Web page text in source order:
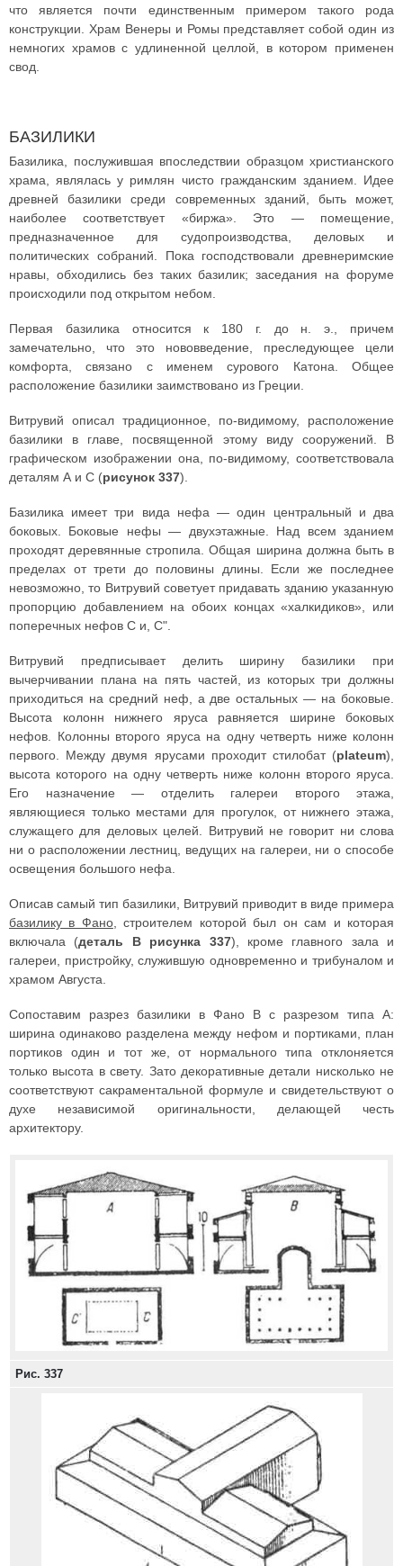
что является почти единственным примером такого рода
конструкции. Храм Венеры и Ромы представляет собой один из
немногих храмов с удлиненной целлой, в котором применен
свод.
БАЗИЛИКИ
Базилика, послужившая впоследствии образцом христианского
храма, являлась у римлян чисто гражданским зданием. Идее
древней базилики среди современных зданий, быть может,
наиболее соответствует «биржа». Это — помещение,
предназначенное для судопроизводства, деловых и
политических собраний. Пока господствовали древнеримские
нравы, обходились без таких базилик; заседания на форуме
происходили под открытом небом.
Первая базилика относится к 180 г. до н. э., причем
замечательно, что это нововведение, преследующее цели
комфорта, связано с именем сурового Катона. Общее
расположение базилики заимствовано из Греции.
Витрувий описал традиционное, по-видимому, расположение
базилики в главе, посвященной этому виду сооружений. В
графическом изображении она, по-видимому, соответствовала
деталям А и С (рисунок 337).
Базилика имеет три вида нефа — один центральный и два
боковых. Боковые нефы — двухэтажные. Над всем зданием
проходят деревянные стропила. Общая ширина должна быть в
пределах от трети до половины длины. Если же последнее
невозможно, то Витрувий советует придавать зданию указанную
пропорцию добавлением на обоих концах «халкидиков», или
поперечных нефов С и, С".
Витрувий предписывает делить ширину базилики при
вычерчивании плана на пять частей, из которых три должны
приходиться на средний неф, а две остальных — на боковые.
Высота колонн нижнего яруса равняется ширине боковых
нефов. Колонны второго яруса на одну четверть ниже колонн
первого. Между двумя ярусами проходит стилобат (plateum),
высота которого на одну четверть ниже колонн второго яруса.
Его назначение — отделить галереи второго этажа,
являющиеся только местами для прогулок, от нижнего этажа,
служащего для деловых целей. Витрувий не говорит ни слова
ни о расположении лестниц, ведущих на галереи, ни о способе
освещения большого нефа.
Описав самый тип базилики, Витрувий приводит в виде примера
базилику в Фано, строителем которой был он сам и которая
включала (деталь В рисунка 337), кроме главного зала и
галереи, пристройку, служившую одновременно и трибуналом и
храмом Августа.
Сопоставим разрез базилики в Фано В с разрезом типа А:
ширина одинаково разделена между нефом и портиками, план
портиков один и тот же, от нормального типа отклоняется
только высота в свету. Зато декоративные детали нисколько не
соответствуют сакраментальной формуле и свидетельствуют о
духе независимой оригинальности, делающей честь
архитектору.
Рис. 337